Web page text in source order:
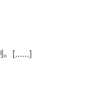
。[……]